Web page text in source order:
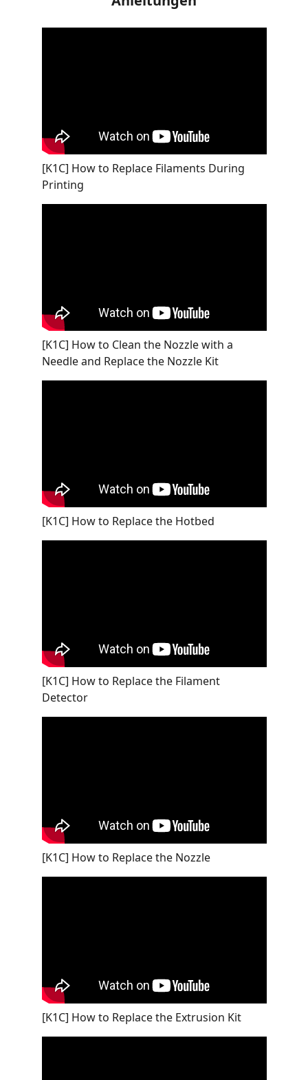
[K1C] How to Replace Filaments During
Printing
[K1C] How to Clean the Nozzle with a
Needle and Replace the Nozzle Kit
[K1C] How to Replace the Hotbed
[K1C] How to Replace the Filament
Detector
[K1C] How to Replace the Nozzle
[K1C] How to Replace the Extrusion Kit